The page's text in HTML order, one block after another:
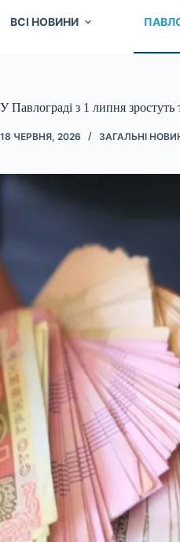
ВСІ НОВИНИ
У Павлограді з 1 липня
18 ЧЕРВНЯ, 2026 ЗАГАЛЬНІ